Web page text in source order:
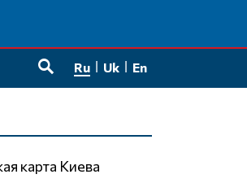
Ru Uk En
карта Киева